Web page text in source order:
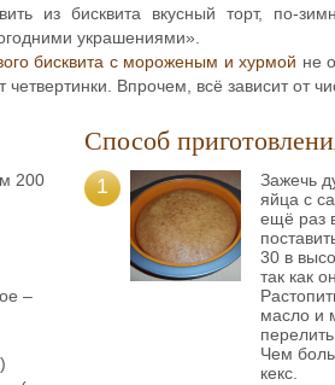
из бисквита вкусный торт, по-
украшениями».
бисквита с мороженым и хурмой не
Впрочем, всё зависит от
200
–
Способ
1
Зажечь
яйца с
ещё раз
30 в
так как
масло и
Чем
кекс.